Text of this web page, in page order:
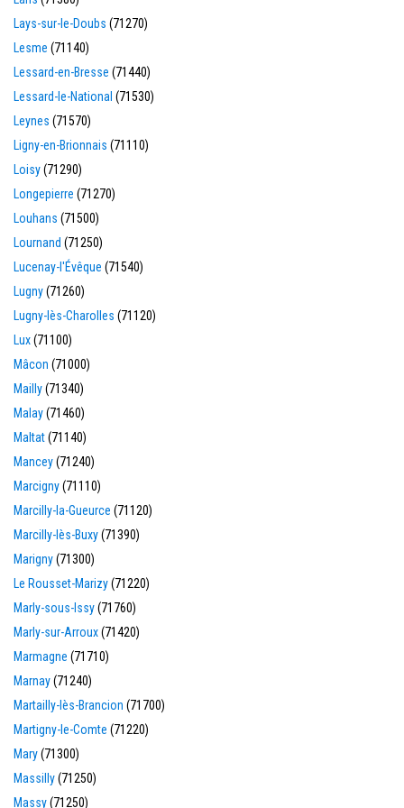
Lays-sur-le-Doubs (71270)
Lesme (71140)
Lessard-en-Bresse (71440)
Lessard-le-National (71530)
Leynes (71570)
Ligny-en-Brionnais (71110)
Loisy(71290)
Longepierre (71270)
Louhans (71500)
Lournand (71250)
Lucenay-l'Évêque (71540)
Lugny(71260)
Lugny-lès-Charolles (71120)
Lux(71100)
Mâcon (71000)
Mailly(71340)
Malay(71460)
Maltat(71140)
Mancey(71240)
Marcigny(71110)
Marcilly-la-Gueurce (71120)
Marcilly-lès-Buxy(71390)
Marigny(71300)
Le Rousset-Marizy(71220)
Marly-sous-Issy(71760)
Marly-sur-Arroux(71420)
Marmagne (71710)
Marnay(71240)
Martailly-lès-Brancion (71700)
Martigny-le-Comte (71220)
Mary(71300)
Massilly(71250)
Massy(71250)